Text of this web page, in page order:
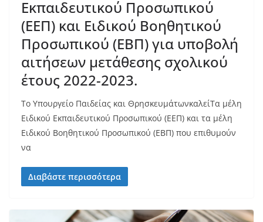
Εκπαιδευτικού Προσωπικού
(ΕΕΠ) και Ειδικού Βοηθητικού
Προσωπικού (ΕΒΠ) για υποβολή
αιτήσεων μετάθεσης σχολικού
έτους 2022-2023.
Το Υπουργείo Παιδείας και ΘρησκευμάτωνκαλείΤα μέλη
Ειδικού Εκπαιδευτικού Προσωπικού (ΕΕΠ) και τα μέλη
Ειδικού Βοηθητικού Προσωπικού (ΕΒΠ) που επιθυμούν
να
Διαβάστε περισσότερα